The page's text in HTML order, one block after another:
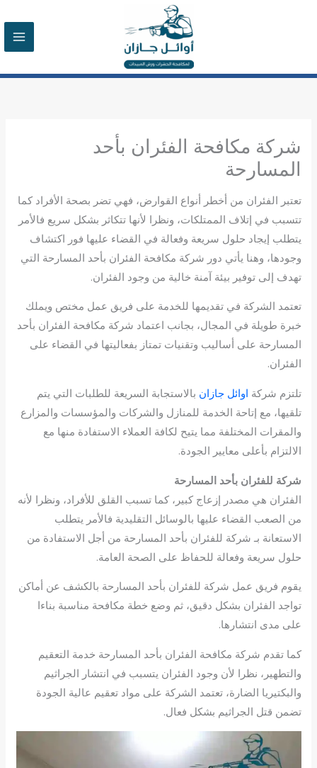
شركة مكافحة الفئران بأحد
المسارحة
تعتبر الفئران من أخطر أنواع القوارض، فهي تضر بصحة الأفراد كما
تتسبب في إتلاف الممتلكات، ونظرا لأنها تتكاثر بشكل سريع فالأمر
يتطلب إيجاد حلول سريعة وفعالة في القضاء عليها فور اكتشاف
وجودها، وهنا يأتي دور شركة مكافحة الفئران بأحد المسارحة التي
تهدف إلى توفير بيئة آمنة خالية من وجود الفئران.
تعتمد الشركة في تقديمها للخدمة على فريق عمل مختص ويملك
خبرة طويلة في المجال، بجانب اعتماد شركة مكافحة الفئران بأحد
المسارحة على أساليب وتقنيات تمتاز بفعاليتها في القضاء على
الفئران.
تلتزم شركة اوائل جازان بالاستجابة السريعة للطلبات التي يتم
تلقيها، مع إتاحة الخدمة للمنازل والشركات والمؤسسات والمزارع
والمقرات المختلفة مما يتيح لكافة العملاء الاستفادة منها مع
الالتزام بأعلى معايير الجودة.
شركة للفئران بأحد المسارحة
الفئران هي مصدر إزعاج كبير، كما تسبب القلق للأفراد، ونظرا لأنه
من الصعب القضاء عليها بالوسائل التقليدية فالأمر يتطلب
الاستعانة بـ شركة للفئران بأحد المسارحة من أجل الاستفادة من
حلول سريعة وفعالة للحفاظ على الصحة العامة.
يقوم فريق عمل شركة للفئران بأحد المسارحة بالكشف عن أماكن
تواجد الفئران بشكل دقيق، ثم وضع خطة مكافحة مناسبة بناءا
على مدى انتشارها.
كما تقدم شركة مكافحة الفئران بأحد المسارحة خدمة التعقيم
والتطهير، نظرا لأن وجود الفئران يتسبب في انتشار الجراثيم
والبكتيريا الضارة، تعتمد الشركة على مواد تعقيم عالية الجودة
تضمن قتل الجراثيم بشكل فعال.